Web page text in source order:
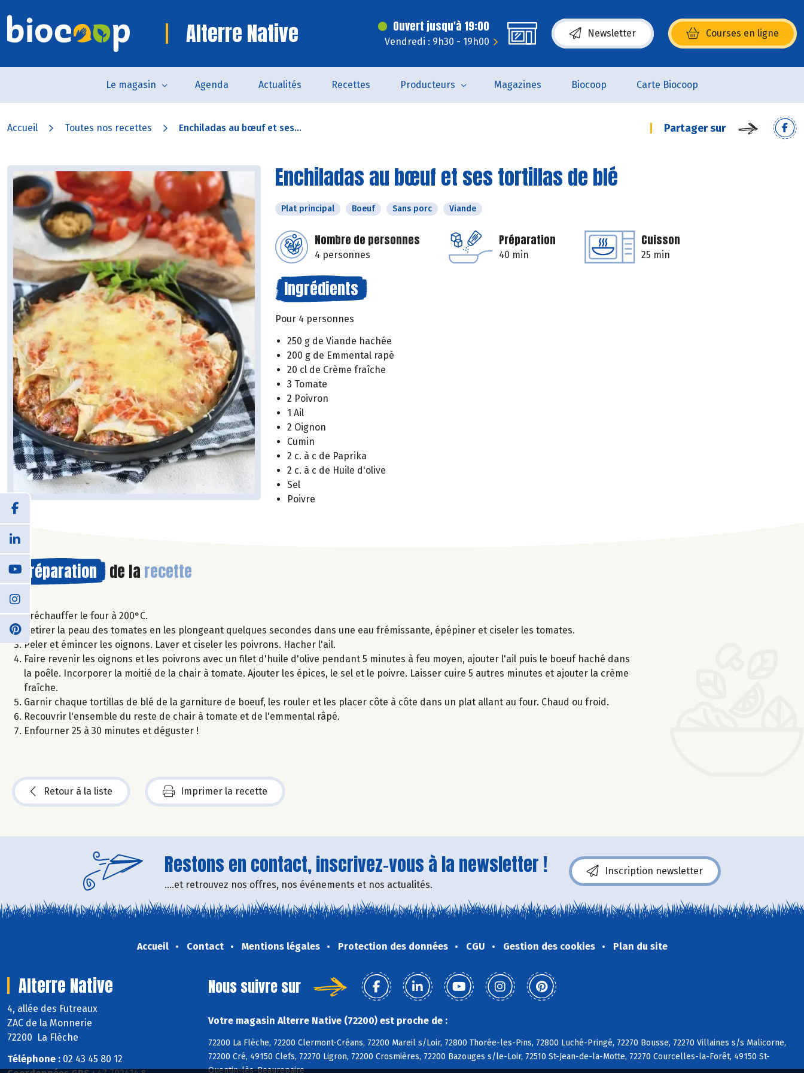
Alterre Native Ouvert jusqu'à 19:00
Vendredi : 9h30 - 19h00
Newsletter Courses en ligne
(s’ouvre dans une nouvelle fenêtre)
Le magasin Agenda Actualités Recettes Producteurs Magazines Biocoop Carte Biocoop
Accueil Toutes nos recettes Enchiladas au bœuf et ses... Partager sur
Enchiladas au bœuf et ses tortillas de blé
Plat principal Boeuf Sans porc Viande
Nombre de personnes
4 personnes
Préparation
40 min
Cuisson
25 min
Ingrédients
Pour 4 personnes
250 g de Viande hachée
200 g de Emmental rapé
20 cl de Crème fraîche
3 Tomate
2 Poivron
1 Ail
2 Oignon
Cumin
2 c. à c de Paprika
2 c. à c de Huile d'olive
Sel
Poivre
Préparation de la recette
Préchauffer le four à 200°C.
Retirer la peau des tomates en les plongeant quelques secondes dans une eau frémissante, épépiner et ciseler les tomates.
Peler et émincer les oignons. Laver et ciseler les poivrons. Hacher l'ail.
Faire revenir les oignons et les poivrons avec un filet d'huile d'olive pendant 5 minutes à feu moyen, ajouter l'ail puis le boeuf haché dans
la poêle. Incorporer la moitié de la chair à tomate. Ajouter les épices, le sel et le poivre. Laisser cuire 5 autres minutes et ajouter la crème
fraîche.
Garnir chaque tortillas de blé de la garniture de boeuf, les rouler et les placer côte à côte dans un plat allant au four. Chaud ou froid.
Recouvrir l'ensemble du reste de chair à tomate et de l'emmental râpé.
Enfourner 25 à 30 minutes et déguster !
Retour à la liste Imprimer la recette
Restons en contact, inscrivez-vous à la newsletter !
....et retrouvez nos offres, nos événements et nos actualités.
Inscription newsletter
Accueil Contact Mentions légales Protection des données CGU Gestion des cookies Plan du site
Alterre Native
4, allée des Futreaux
ZAC de la Monnerie
72200 La Flèche
Téléphone : 02 43 45 80 12
Nous suivre sur
Votre magasin Alterre Native (72200) est proche de :
72200 La Flèche, 72200 Clermont-Créans, 72200 Mareil s/Loir, 72800 Thorée-les-Pins, 72800 Luché-Pringé, 72270 Bousse, 72270 Villaines s/s Malicorne,
72200 Cré, 49150 Clefs, 72270 Ligron, 72200 Crosmières, 72200 Bazouges s/le-Loir, 72510 St-Jean-de-la-Motte, 72270 Courcelles-la-Forêt, 49150 St-
Quentin-lès-Beaurepaire